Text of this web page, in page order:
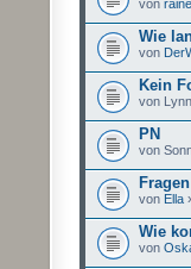
von
Wie
von
Kein
von
PN
von
von Ella
Wie
von